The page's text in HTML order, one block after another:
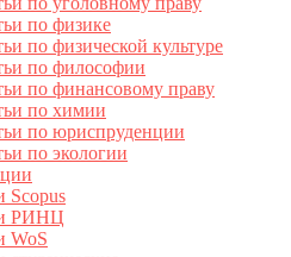
по физике
по физической культуре
по философии
по финансовому праву
по химии
по юриспруденции
по экологии
Scopus
РИНЦ
WoS